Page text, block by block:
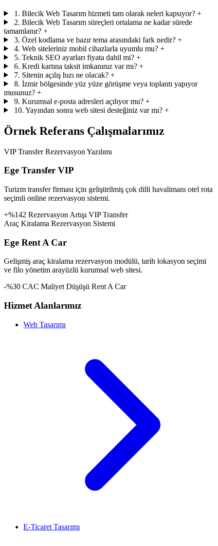
1. Bilecik Web Tasarım hizmeti tam olarak neleri kapsıyor? +
2. Bilecik Web Tasarım süreçleri ortalama ne kadar sürede
tamamlanır? +
3. Özel kodlama ve hazır tema arasındaki fark nedir? +
4. Web siteleriniz mobil cihazlarla uyumlu mu? +
5. Teknik SEO ayarları fiyata dahil mi? +
6. Kredi kartına taksit imkanınız var mı? +
7. Sitenin açılış hızı ne olacak? +
8. İzmir bölgesinde yüz yüze görüşme veya toplantı yapıyor
musunuz? +
9. Kurumsal e-posta adresleri açılıyor mu? +
10. Yayından sonra web sitesi desteğiniz var mı? +
Örnek Referans Çalışmalarımız
VIP Transfer Rezervasyon Yazılımı
Ege Transfer VIP
Turizm transfer firması için geliştirilmiş çok dilli havalimanı otel rota
seçimli online rezervasyon sistemi.
+%142 Rezervasyon Artışı VIP Transfer
Araç Kiralama Rezervasyon Sistemi
Ege Rent A Car
Gelişmiş araç kiralama rezervasyon modülü, tarih lokasyon seçimi
ve filo yönetim arayüzlü kurumsal web sitesi.
-%30 CAC Maliyet Düşüşü Rent A Car
Hizmet Alanlarımız
Web Tasarımı
E-Ticaret Tasarımı